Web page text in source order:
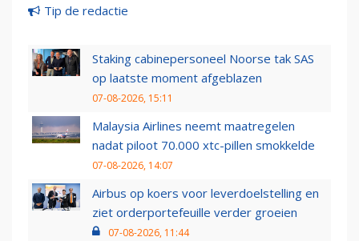
Tip de redactie
Staking cabinepersoneel Noorse tak SAS
op laatste moment afgeblazen
07-08-2026, 15:11
Malaysia Airlines neemt maatregelen
nadat piloot 70.000 xtc-pillen smokkelde
07-08-2026, 14:07
Airbus op koers voor leverdoelstelling en
ziet orderportefeuille verder groeien
07-08-2026, 11:44